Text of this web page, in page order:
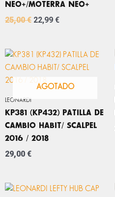
NEO+/MOTERRA NEO+
25,00€ 22,99 €
AGOTADO
LEONARDI
KP381 (KP432) PATILLA DE
CAMBIO HABIT/ SCALPEL
2016 / 2018
29,00 €